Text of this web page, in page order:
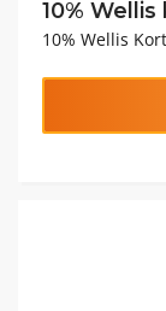
10%
10% Wellis